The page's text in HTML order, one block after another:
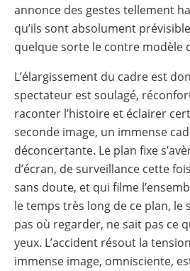
annonce des gestes tellement
qu’ils sont absolument
quelque sorte le contre modèle
L’élargissement du cadre est
spectateur est soulagé,
raconter l’histoire et éclairer
seconde image, un immense
déconcertante. Le plan fixe
d’écran, de surveillance cette
sans doute, et qui filme
le temps très long de ce plan, le
pas où regarder, ne sait pas ce
yeux. L’accident résout la
immense image, omnisciente,